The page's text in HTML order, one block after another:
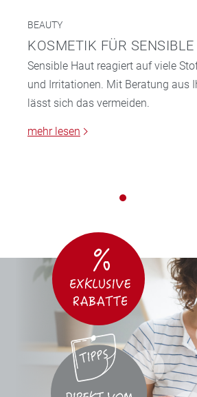
BEAUTY
KOSMETIK FÜR
Sensible Haut reagiert auf viele
und Irritationen. Mit Beratung aus
lässt sich das vermeiden.
mehr lesen